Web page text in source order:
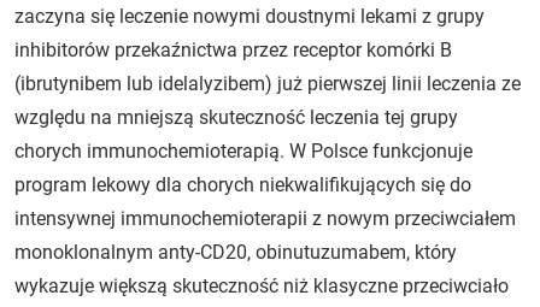
zaczyna się leczenie nowymi doustnymi lekami z grupy
inhibitorów przekaźnictwa przez receptor komórki B
(ibrutynibem lub idelalyzibem) już pierwszej linii leczenia ze
względu na mniejszą skuteczność leczenia tej grupy
chorych immunochemioterapią. W Polsce funkcjonuje
program lekowy dla chorych niekwalifikujących się do
intensywnej immunochemioterapii z nowym przeciwciałem
monoklonalnym anty-CD20, obinutuzumabem, który
wykazuje większą skuteczność niż klasyczne przeciwciało